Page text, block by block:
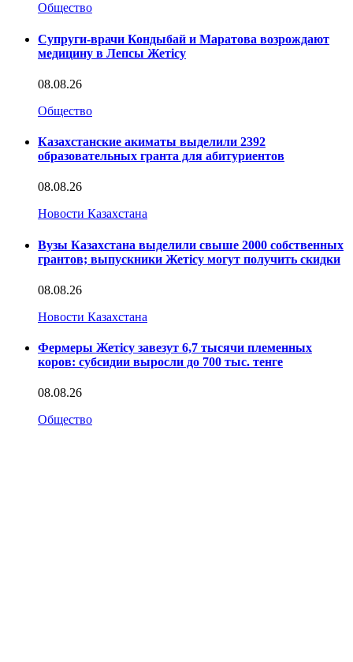
Общество
Супруги-врачи Кондыбай и Маратова возрождают
медицину в Лепсы Жетісу
08.08.26
Общество
Казахстанские акиматы выделили 2392
образовательных гранта для абитуриентов
08.08.26
Новости Казахстана
Вузы Казахстана выделили свыше 2000 собственных
грантов; выпускники Жетісу могут получить скидки
08.08.26
Новости Казахстана
Фермеры Жетісу завезут 6,7 тысячи племенных
коров: субсидии выросли до 700 тыс. тенге
08.08.26
Общество